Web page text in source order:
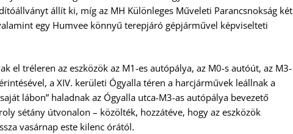
állít ki, míg az MH Különleges Műveleti Parancsnokság két
egy Humvee könnyű terepjáró gépjárművel képviselteti
el tréleren az eszközök az M1-es autópálya, az M0-s autóút, az M3-
a XIV. kerületi Ógyalla téren a harcjárművek leállnak a
lábon” haladnak az Ógyalla utca-M3-as autópálya bevezető
sétány útvonalon – közölték, hozzátéve, hogy az eszközök
vasárnap este kilenc órától.